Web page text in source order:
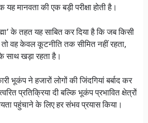
यह मानवता की एक बड़ी परीक्षा होती है।
के तहत यह साबित कर दिया है कि जब किसी
वह केवल कूटनीति तक सीमित नहीं रहता,
साथ खड़ा रहता है।
भूकंप ने हजारों लोगों की जिंदगियां बर्बाद कर
प्रतिक्रिया दी बल्कि भूकंप प्रभावित क्षेत्रों
पहुंचाने के लिए हर संभव प्रयास किया।